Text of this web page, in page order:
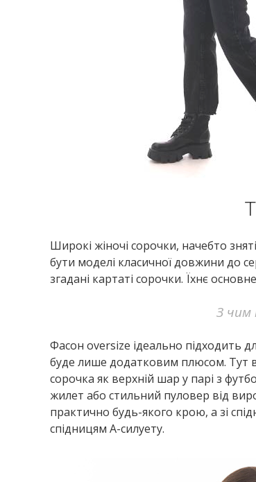
Широкі жіночі сорочки, начебто
бути моделі класичної довжини до
згадані картаті сорочки. Їхнє
З чим
Фасон oversize ідеально підходить
буде лише додатковим плюсом. Тут
сорочка як верхній шар у парі з
жилет або стильний пуловер від
практично будь-якого крою, а зі
спідницям А-силуету.